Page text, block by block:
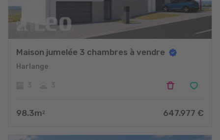
Maison jumelée 3 chambres à vendre
Harlange
98.3m 2 647.977 €